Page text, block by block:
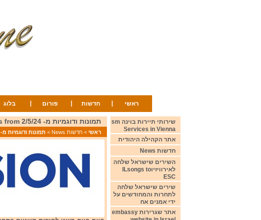
ראשי חדשות פורום בלוג
תמונות ודוגמיות מ- Photos and snippets from 2/5/24
ראשי > חדשות News > תמונות ודוגמיות מ- Photos and snippets from 2/5/24
שירותי תיירות בוינה sm
Services in Vienna
אתר הקהילה היהודית
חדשות News
השירים שישראל שלחה
לאירוויזיוILsongs to
ESC
שירים שישראל שלחה
לתחרות והמחודשים על
ידי אמנים אח
אתר שגרירות embassy